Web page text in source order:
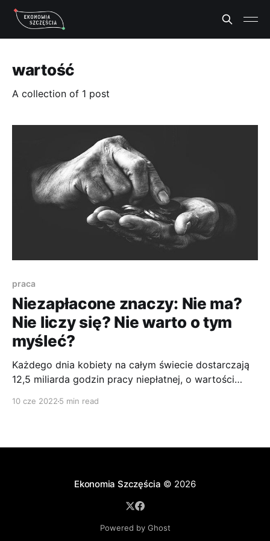
wartość
A collection of 1 post
praca
Niezapłacone znaczy: Nie ma?
Nie liczy się? Nie warto o tym
myśleć?
Każdego dnia kobiety na całym świecie dostarczają
12,5 miliarda godzin pracy niepłatnej, o wartości
10 cze 2022 5 min read
Ekonomia Szczęścia © 2026
Powered by Ghost